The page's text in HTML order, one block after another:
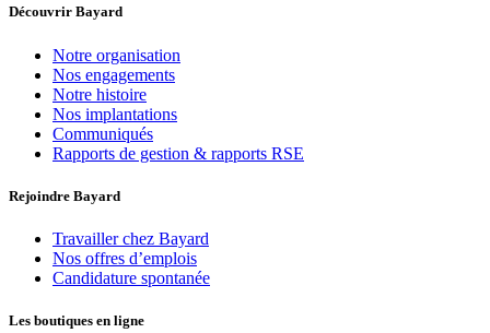
Découvrir Bayard
Notre organisation
Nos engagements
Notre histoire
Nos implantations
Communiqués
Rapports de gestion & rapports RSE
Rejoindre Bayard
Travailler chez Bayard
Nos offres d’emplois
Candidature spontanée
Les boutiques en ligne